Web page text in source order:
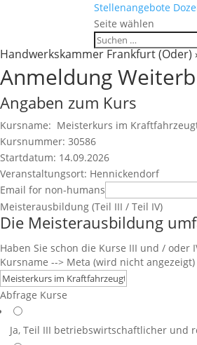
Stellenangebote
Seite wählen
Handwerkskammer Frankfurt (Oder)
Anmeldung
Angaben zum Kurs
Kursname: Meisterkurs im
Kursnummer: 30586
Startdatum: 14.09.2026
Veranstaltungsort: Hennickendorf
Email for non-humans
Meisterausbildung (Teil III / Teil IV)
Die Meisterausbildung
Haben Sie schon die Kurse III und /
Kursname --> Meta (wird nicht angezeigt)
Abfrage Kurse
Ja, Teil III betriebswirtschaftlicher und